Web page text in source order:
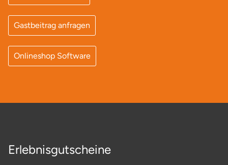
Gastbeitrag anfragen
Onlineshop Software
Erlebnisgutscheine
Pirna